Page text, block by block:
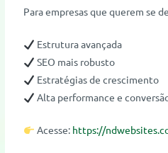
Para empresas que querem se
Estrutura avançada
SEO mais robusto
Estratégias de crescimento
Alta performance e
Acesse: https://